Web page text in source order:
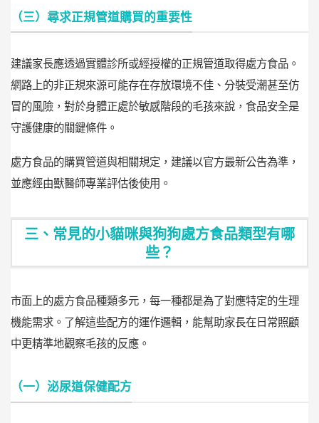
（三）尋求正規管道購買的重要性
建議家長應透過實體診所或經授權的正規管道取得處方食品。
網路上的非正規來源可能存在存放環境不佳、分裝受潮甚至仿
冒的風險，對於身體正處於敏感階段的毛孩來說，食品安全是
守護健康的關鍵條件。
處方食品的購買管道與相關規定，建議以官方最新公告為準，
並應經由獸醫師專業評估後使用。
三、常見的小貓咪與狗狗處方食品類型有哪
些？
市面上的處方食品種類多元，每一種都是為了對應特定的生理
機能需求。了解這些配方的運作邏輯，能幫助家長在日常照顧
中更精準地觀察毛孩的反應。
（一）泌尿道保健配方